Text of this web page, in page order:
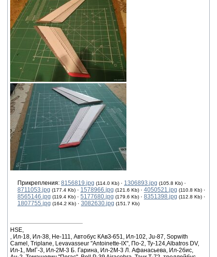
Прикрепления: 8156819.jpg (114.0 Kb) · 1306893.jpg (105.8 Kb) ·
8711053.jpg (177.4 Kb) · 1578966.jpg (121.6 Kb) · 4050521.jpg (110.8 Kb) ·
8565146.jpg (119.4 Kb) · 5177680.jpg (179.6 Kb) · 8351398.jpg (112.8 Kb) ·
1807755.jpg (164.2 Kb) · 3082630.jpg (151.7 Kb)
HSE,
, Ил-18, Ил-38, He-111, Автобус КАвЗ-651, Ил-102, Ju-87, Sopwith
Camel, Triplane, Levavasseur "Antoinette-IX", По-2, Ту-124,Albatros DV,
Ил-1, МиГ-3, Ил-2М-3 Б. Гарина, Ил-2М-3 Л. Афанасьева, Ил-2бис,